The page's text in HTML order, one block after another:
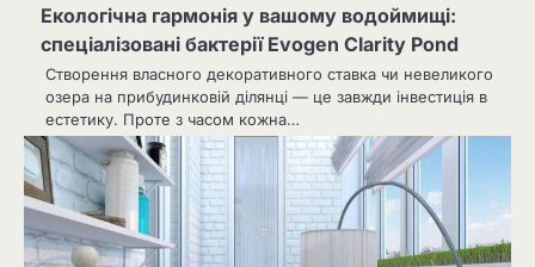
Екологічна гармонія у вашому водоймищі:
спеціалізовані бактерії Evogen Clarity Pond
Створення власного декоративного ставка чи невеликого
озера на прибудинковій ділянці — це завжди інвестиція в
естетику. Проте з часом кожна…